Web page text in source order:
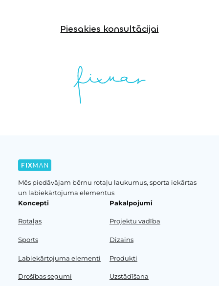
Piesakies konsultācijai
Mēs piedāvājam bērnu rotaļu laukumus, sporta iekārtas
un labiekārtojuma elementus
Koncepti
Rotaļas
Sports
Labiekārtojuma elementi
Drošības segumi
Pakalpojumi
Projektu vadība
Dizains
Produkti
Uzstādīšana